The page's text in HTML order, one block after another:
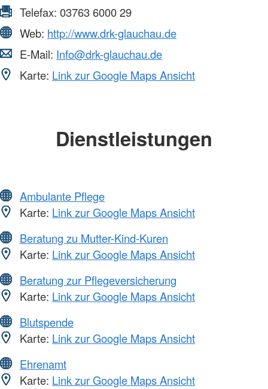
Telefax: 03763 6000 29
Web: http://www.drk-glauchau.de
E-Mail: Info@drk-glauchau.de
Karte: Link zur Google Maps Ansicht
Dienstleistungen
Ambulante Pflege
Karte: Link zur Google Maps Ansicht
Beratung zu Mutter-Kind-Kuren
Karte: Link zur Google Maps Ansicht
Beratung zur Pflegeversicherung
Karte: Link zur Google Maps Ansicht
Blutspende
Karte: Link zur Google Maps Ansicht
Ehrenamt
Karte: Link zur Google Maps Ansicht